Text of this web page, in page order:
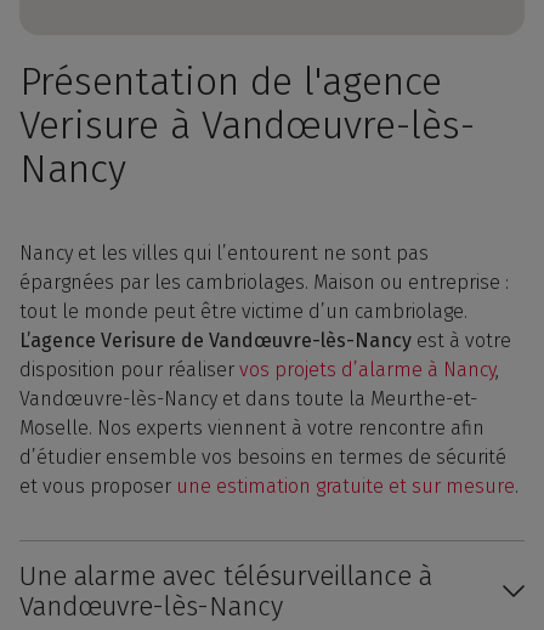
Présentation de l'agence
Verisure à Vandœuvre-lès-
Nancy
Nancy et les villes qui l’entourent ne sont pas
épargnées par les cambriolages. Maison ou entreprise :
tout le monde peut être victime d’un cambriolage.
L’agence Verisure de Vandœuvre-lès-Nancy est à votre
disposition pour réaliser vos projets d’alarme à Nancy,
Vandœuvre-lès-Nancy et dans toute la Meurthe-et-
Moselle. Nos experts viennent à votre rencontre afin
d’étudier ensemble vos besoins en termes de sécurité
et vous proposer une estimation gratuite et sur mesure.
Une alarme avec télésurveillance à
Vandœuvre-lès-Nancy